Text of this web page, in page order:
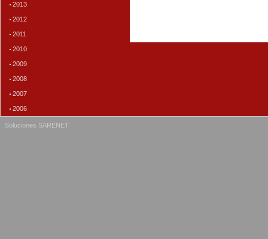
2013
2012
2011
2010
2009
2008
2007
2006
Soluciones SARENET